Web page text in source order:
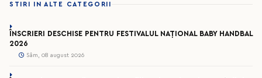
STIRI IN ALTE CATEGORII
ÎNSCRIERI DESCHISE PENTRU FESTIVALUL NAȚIONAL BABY HANDBAL
2026
Sâm, 08 august 2026